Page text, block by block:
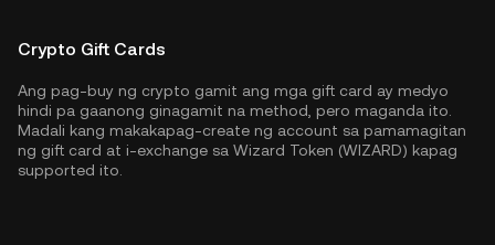
Crypto Gift Cards
Ang pag-buy ng crypto gamit ang mga gift card ay medyo
hindi pa gaanong ginagamit na method, pero maganda ito.
Madali kang makakapag-create ng account sa pamamagitan
ng gift card at i-exchange sa Wizard Token (WIZARD) kapag
supported ito.